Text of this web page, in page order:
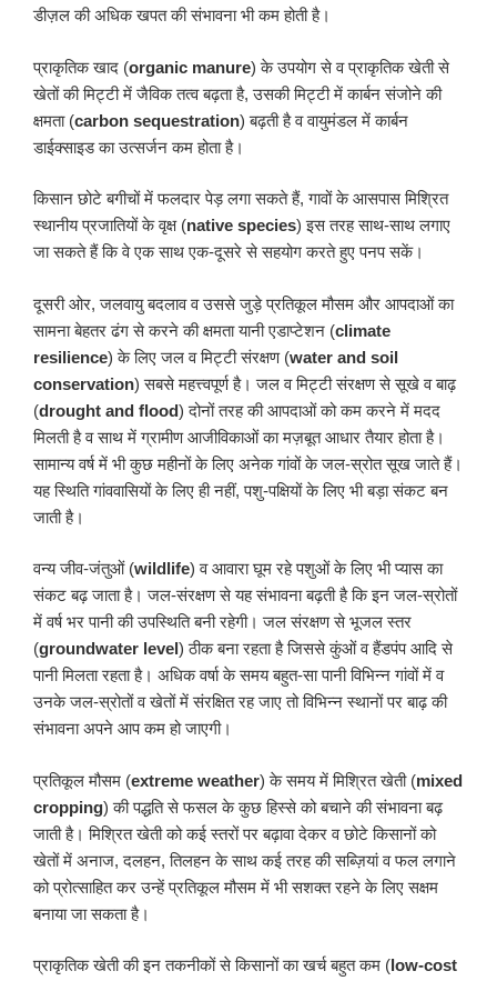
डीज़ल की अधिक खपत की संभावना भी कम होती है।
प्राकृतिक खाद (organic manure) के उपयोग से व प्राकृतिक खेती से
खेतों की मिट्टी में जैविक तत्व बढ़ता है, उसकी मिट्टी में कार्बन संजोने की
क्षमता (carbon sequestration) बढ़ती है व वायुमंडल में कार्बन
डाईक्साइड का उत्सर्जन कम होता है।
किसान छोटे बगीचों में फलदार पेड़ लगा सकते हैं, गावों के आसपास मिश्रित
स्थानीय प्रजातियों के वृक्ष (native species) इस तरह साथ-साथ लगाए
जा सकते हैं कि वे एक साथ एक-दूसरे से सहयोग करते हुए पनप सकें।
दूसरी ओर, जलवायु बदलाव व उससे जुड़े प्रतिकूल मौसम और आपदाओं का
सामना बेहतर ढंग से करने की क्षमता यानी एडाप्टेशन (climate
resilience) के लिए जल व मिट्टी संरक्षण (water and soil
conservation) सबसे महत्त्वपूर्ण है। जल व मिट्टी संरक्षण से सूखे व बाढ़
(drought and flood) दोनों तरह की आपदाओं को कम करने में मदद
मिलती है व साथ में ग्रामीण आजीविकाओं का मज़बूत आधार तैयार होता है।
सामान्य वर्ष में भी कुछ महीनों के लिए अनेक गांवों के जल-स्रोत सूख जाते हैं।
यह स्थिति गांववासियों के लिए ही नहीं, पशु-पक्षियों के लिए भी बड़ा संकट बन
जाती है।
वन्य जीव-जंतुओं (wildlife) व आवारा घूम रहे पशुओं के लिए भी प्यास का
संकट बढ़ जाता है। जल-संरक्षण से यह संभावना बढ़ती है कि इन जल-स्रोतों
में वर्ष भर पानी की उपस्थिति बनी रहेगी। जल संरक्षण से भूजल स्तर
(groundwater level) ठीक बना रहता है जिससे कुंओं व हैंडपंप आदि से
पानी मिलता रहता है। अधिक वर्षा के समय बहुत-सा पानी विभिन्न गांवों में व
उनके जल-स्रोतों व खेतों में संरक्षित रह जाए तो विभिन्न स्थानों पर बाढ़ की
संभावना अपने आप कम हो जाएगी।
प्रतिकूल मौसम (extreme weather) के समय में मिश्रित खेती (mixed
cropping) की पद्धति से फसल के कुछ हिस्से को बचाने की संभावना बढ़
जाती है। मिश्रित खेती को कई स्तरों पर बढ़ावा देकर व छोटे किसानों को
खेतों में अनाज, दलहन, तिलहन के साथ कई तरह की सब्ज़ियां व फल लगाने
को प्रोत्साहित कर उन्हें प्रतिकूल मौसम में भी सशक्त रहने के लिए सक्षम
बनाया जा सकता है।
प्राकृतिक खेती की इन तकनीकों से किसानों का खर्च बहुत कम (low-cost